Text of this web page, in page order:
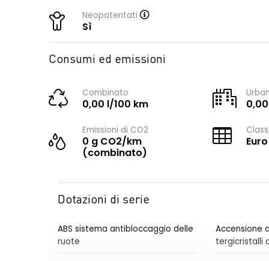
Neopatentati
Sì
Consumi ed emissioni
Combinato
0,00 l/100 km
Emissioni di CO2
0 g CO2/km
(combinato)
Dotazioni di serie
ABS sistema antibloccaggio delle
ruote
Accensione
tergicristalli